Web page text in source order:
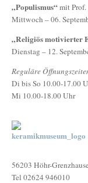
„Populismus“mit Prof.
Mittwoch – 06.
„Religiös motivierter
Dienstag – 12.
Reguläre
Di bis So 10.00-17.00
Mi 10.00-18.00 Uhr
56203 Höhr-
Tel 02624 946010